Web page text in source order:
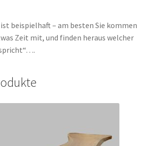
beispielhaft – am besten Sie kommen
Zeit mit, und finden heraus welcher